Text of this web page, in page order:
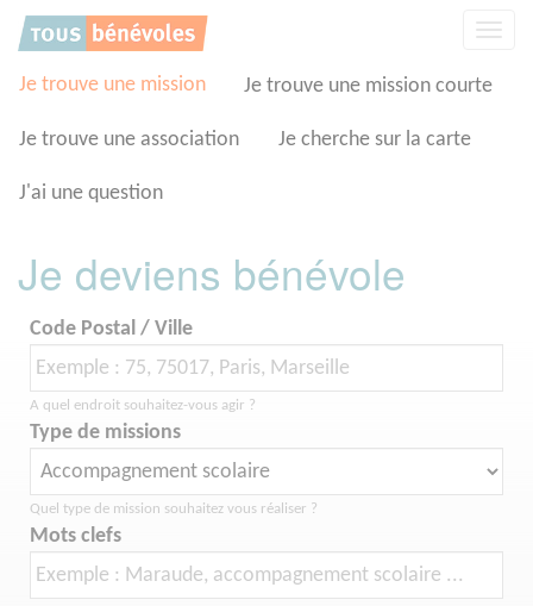
Je trouve une mission Je trouve une mission courte
Je trouve une association Je cherche sur la carte
J'ai une question
Je deviens bénévole
Code Postal / Ville
A quel endroit souhaitez-vous agir ?
Type de missions
Quel type de mission souhaitez vous réaliser ?
Mots clefs
Panneau de gestion des cookies